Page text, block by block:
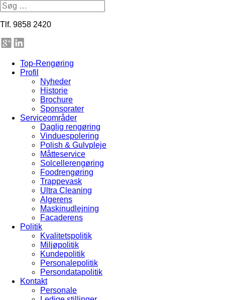
Tlf. 9858 2420
Top-Rengøring
Profil
Nyheder
Historie
Brochure
Sponsorater
Serviceområder
Daglig rengøring
Vinduespolering
Polish & Gulvpleje
Måtteservice
Solcellerengøring
Foodrengøring
Trappevask
Ultra Cleaning
Algerens
Maskinudlejning
Facaderens
Politik
Kvalitetspolitik
Miljøpolitik
Kundepolitik
Personalepolitik
Persondatapolitik
Kontakt
Personale